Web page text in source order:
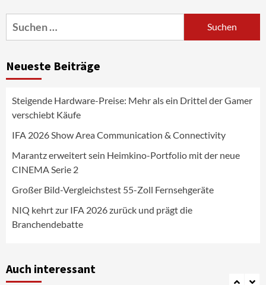
Suchen
nach:
Neueste Beiträge
Steigende Hardware-Preise: Mehr als ein Drittel der Gamer
verschiebt Käufe
IFA 2026 Show Area Communication & Connectivity
Marantz erweitert sein Heimkino-Portfolio mit der neue
CINEMA Serie 2
Großer Bild-Vergleichstest 55-Zoll Fernsehgeräte
NIQ kehrt zur IFA 2026 zurück und prägt die
Branchendebatte
Auch interessant
4
News aus dem Internet
Fernsehgeräte
5
NIQ kehrt zur IFA 2026 zurück und prägt
die Branchendebatte
6
Aktuell
CHERRY baut Vertriebsteam in
7
Klimageräte und Ventilatoren